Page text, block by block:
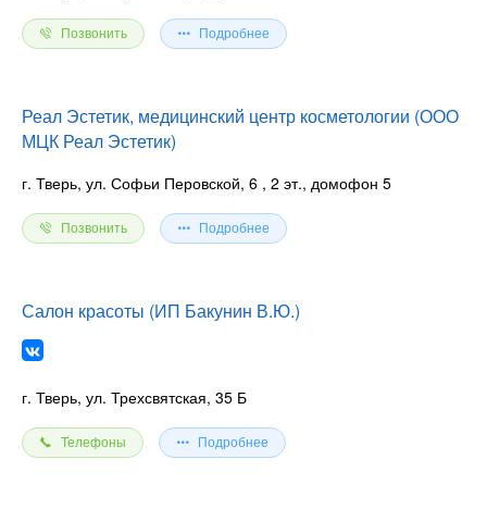
Позвонить Подробнее
Реал Эстетик, медицинский центр косметологии (ООО
МЦК Реал Эстетик)
г. Тверь, ул. Софьи Перовской, 6 , 2 эт., домофон 5
Позвонить Подробнее
Салон красоты (ИП Бакунин В.Ю.)
г. Тверь, ул. Трехсвятская, 35 Б
Телефоны Подробнее